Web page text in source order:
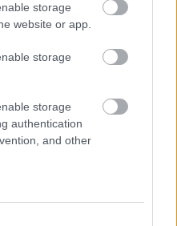
storage
website or app.
storage
storage
authentication
and other
ROSSZFIÚK – A NYÁR
MAGYARORSZÁGON